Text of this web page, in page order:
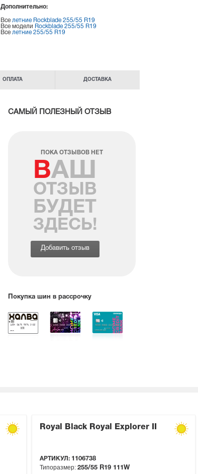
Дополнительно:
Все летние Rockblade 255/55 R19
Все модели Rockblade 255/55 R19
Все летние 255/55 R19
ОПЛАТА ДОСТАВКА
САМЫЙ ПОЛЕЗНЫЙ ОТЗЫВ
ПОКА ОТЗЫВОВ НЕТ
ВАШ
ОТЗЫВ
БУДЕТ
ЗДЕСЬ!
Добавить отзыв
Покупка шин в рассрочку
Royal Black Royal Explorer II
АРТИКУЛ: 1106738
Типоразмер: 255/55 R19 111W